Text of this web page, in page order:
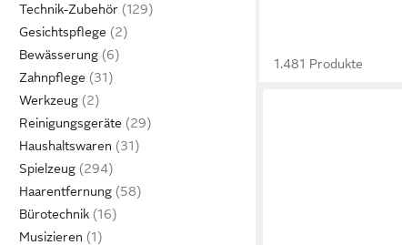
Technik-Zubehör
Gesichtspflege
Bewässerung
Zahnpflege
Werkzeug
Reinigungsgeräte
Haushaltswaren
Spielzeug
Haarentfernung
Bürotechnik
Musizieren
1.481 Produkte